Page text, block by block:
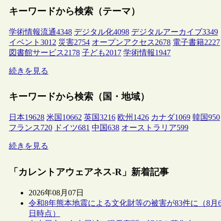
キーワードから検索（テーマ）
学術情報流通4348 デジタル化4098 デジタルアーカイブ3349
イベント 3012 災害2754 オープンアクセス2678 電子書籍2227
図書館サービス2178 子ども2017 学術情報1947
続きを見る
キーワードから検索（国・地域）
日本19628 米国 10662 英国3216 欧州 1426 カナダ1069 韓国950
フランス720 ドイツ681 中国638 オーストラリア599
続きを見る
「カレントアウェアネス-R」新着記事
2026年08月07日
令和8年熊本地震による文化財等の被害が83件に（8月
日時点）